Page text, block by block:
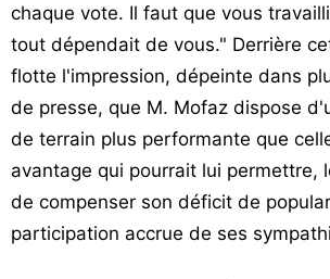
chaque vote. Il faut que vous
tout dépendait de vous." Derrière
flotte l'impression, dépeinte dans
de presse, que M. Mofaz dispose
de terrain plus performante que
avantage qui pourrait lui permettre,
de compenser son déficit de
participation accrue de ses